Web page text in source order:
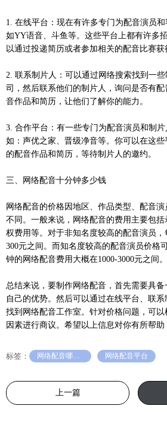
1. 在线平台：现在有许多专门为配音演员
如YY语音、斗鱼等。这些平台上都有许多
以通过投递简历或者参加相关的配音比赛获
2. 联系制片人：可以通过网络搜索找到一
司，然后联系他们的制片人，询问是否有
音作品和简历，让他们了解你的能力。
3. 合作平台：有一些专门为配音演员和制
如：声优之家、晋级净音等。你可以在这
的配音作品和简历，等待制片人的邀约。
三、网络配音十分钟多少钱
网络配音的价格因地区、作品类型、配音
不同。一般来说，网络配音的费用主要包
权费用等。对于非知名度较高的配音演员
300元之间。而知名度较高的配音演员价格
钟的网络配音费用大概在1000-3000元之间。
总结来说，要制作网络配音，首先需要具
自己的优势。然后可以通过在线平台、联
找到网络配音工作室。针对价格问题，可
因素进行商议。希望以上信息对你有所帮助
标签： 网络配音哪家好 网络配音平台
上一篇